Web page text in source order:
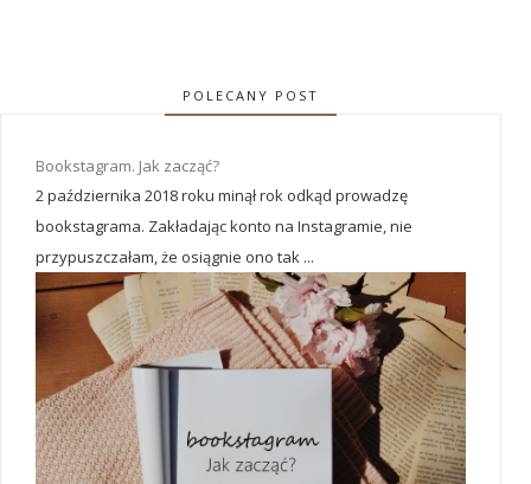
POLECANY POST
Bookstagram. Jak zacząć?
2 października 2018 roku minął rok odkąd prowadzę
bookstagrama. Zakładając konto na Instagramie, nie
przypuszczałam, że osiągnie ono tak ...